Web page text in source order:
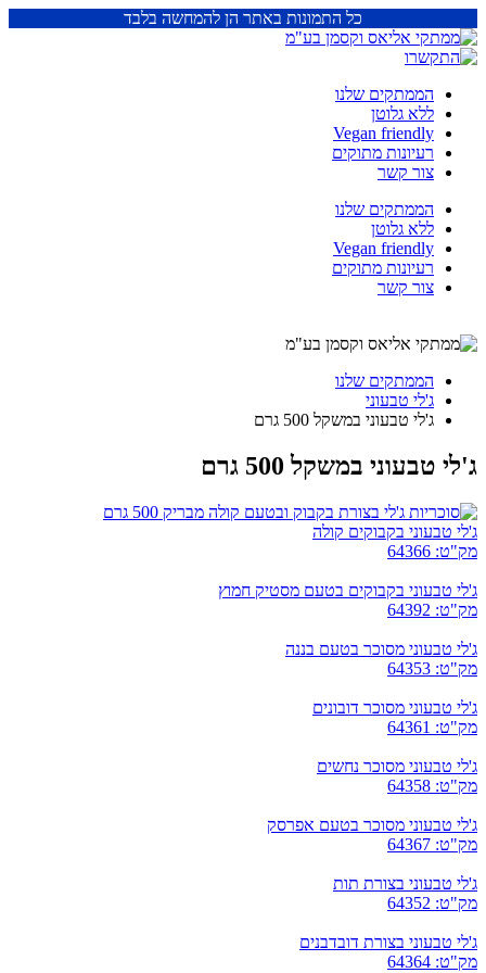
כל התמונות באתר הן להמחשה בלבד
הממתקים שלנו
ללא גלוטן
Vegan friendly
רעיונות מתוקים
צור קשר
הממתקים שלנו
ללא גלוטן
Vegan friendly
רעיונות מתוקים
צור קשר
הממתקים שלנו
ג'לי טבעוני
ג'לי טבעוני במשקל 500 גרם
ג'לי טבעוני במשקל 500 גרם
ג'לי טבעוני בקבוקים קולה
מק"ט: 64366
ג'לי טבעוני בקבוקים בטעם מסטיק חמוץ
מק"ט: 64392
ג'לי טבעוני מסוכר בטעם בננה
מק"ט: 64353
ג'לי טבעוני מסוכר דובונים
מק"ט: 64361
ג'לי טבעוני מסוכר נחשים
מק"ט: 64358
ג'לי טבעוני מסוכר בטעם אפרסק
מק"ט: 64367
ג'לי טבעוני בצורת תות
מק"ט: 64352
ג'לי טבעוני בצורת דובדבנים
מק"ט: 64364